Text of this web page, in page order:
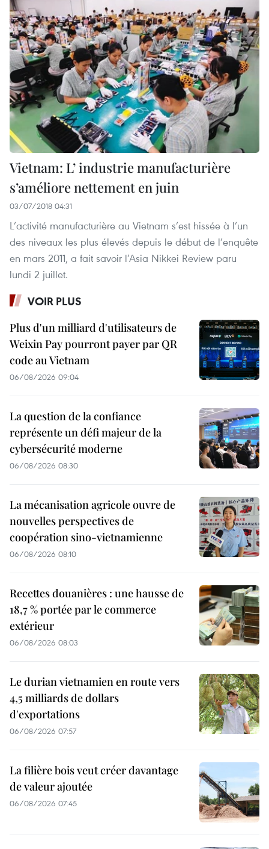
Vietnam: L’ industrie manufacturière
s’améliore nettement en juin
03/07/2018 04:31
L’activité manufacturière au Vietnam s’est hissée à l’un
des niveaux les plus élevés depuis le début de l’enquête
en mars 2011, a fait savoir l’Asia Nikkei Review paru
lundi 2 juillet.
VOIR PLUS
Plus d'un milliard d'utilisateurs de
Weixin Pay pourront payer par QR
code au Vietnam
06/08/2026 09:04
La question de la confiance
représente un défi majeur de la
cybersécurité moderne
06/08/2026 08:30
La mécanisation agricole ouvre de
nouvelles perspectives de
coopération sino-vietnamienne
06/08/2026 08:10
Recettes douanières : une hausse de
18,7 % portée par le commerce
extérieur
06/08/2026 08:03
Le durian vietnamien en route vers
4,5 milliards de dollars
d'exportations
06/08/2026 07:57
La filière bois veut créer davantage
de valeur ajoutée
06/08/2026 07:45